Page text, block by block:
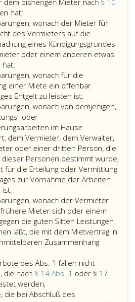
dem bisherigen Mieter nach § 10
hat;
wonach
der
neue
Mieter
daß
der
frühere
Mieter
den
Mietgegenstand
aufgibt
oder
sonst
ohne
gleichwertige
dem
Vermieter,
dem
früheren
Mieter
einem
anderen
etwas
zu
wonach der Mieter für
des Vermieters auf die
eines Kündigungsgrundes
oder einem anderen etwas
hat;
wonach für die
einer Miete ein offenbar
Entgelt zu leisten ist;
wonach von demjenigen,
oder
im Hause
dem Vermieter, dem Verwalter,
oder einer dritten Person, die
Personen bestimmt wurde,
für die Erteilung oder Vermittlung
zur Vornahme der Arbeiten
ist;
wonach der Vermieter
Mieter sich oder einem
die guten Sitten Leistungen
läßt, die mit dem Mietvertrag in
Zusammenhang
des Abs. 1 fallen nichtUnter
die
die nach § 14 Abs. 1 oder § 17
werden;
die
die bei Abschluß des